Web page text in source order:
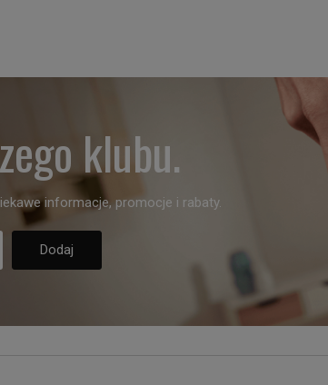
klubu.
informacje, promocje i rabaty.